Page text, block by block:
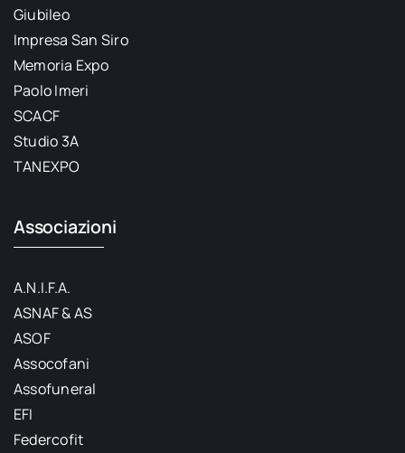
Giubileo
Impresa San Siro
Memoria Expo
Paolo Imeri
SCACF
Studio 3A
TANEXPO
Associazioni
A.N.I.F.A.
ASNAF & AS
ASOF
Assocofani
Assofuneral
EFI
Federcofit